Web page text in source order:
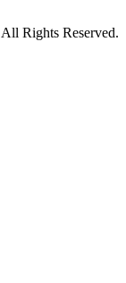
Rights Reserved.